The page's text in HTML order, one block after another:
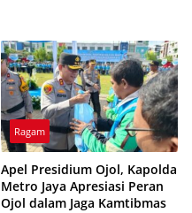
Ragam
Apel Presidium Ojol, Kapolda
Metro Jaya Apresiasi Peran
Ojol dalam Jaga Kamtibmas